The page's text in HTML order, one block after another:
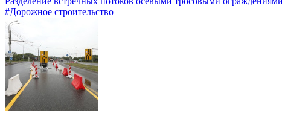
#Дорожное строительство